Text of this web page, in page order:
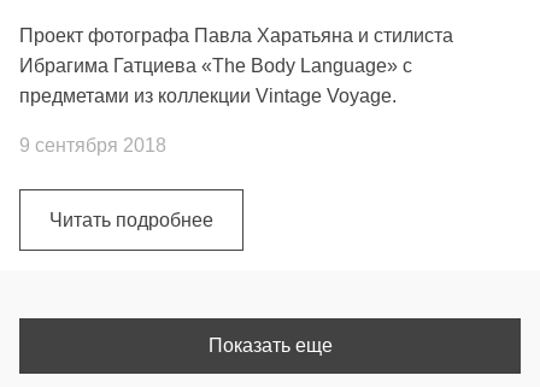
Проект фотографа Павла Харатьяна и стилиста
Ибрагима Гатциева «The Body Language» с
предметами из коллекции Vintage Voyage.
9 сентября 2018
Читать подробнее
Показать еще